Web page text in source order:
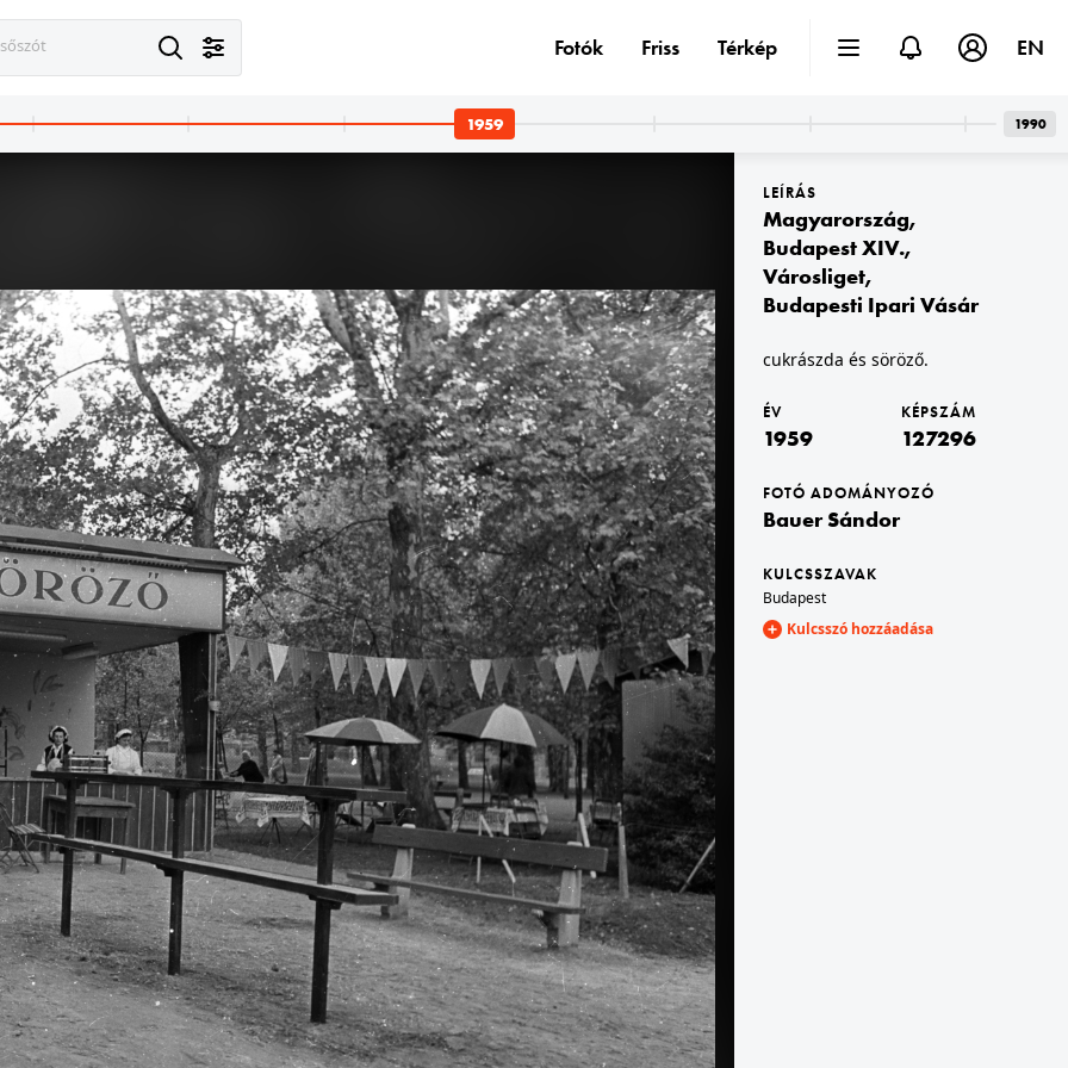
XIV. · Városliget,Budapesti Ipari Vásár
büfé.
1959 · Budapest XIV. · Városliget,Budapesti Ipari Vásár
1959 · Budapest XIV. · Városliget,Budapesti Ipari Vásár
a Vörösmarty cukrászda a vásárban.
XIV. · Városliget,Budapesti Ipari Vásár
étterem.
1959 · Budapest XIV. · Városliget,Budapesti Ipari Vásár
önkiszolgáló étterem.
1959 · Budapest XIV. · Városliget,Budapesti Ipari Vásár
önkiszolgáló étterem.
1959 · Budapest IX.
Soroksári út 8-10., Kedvenc büfé.
1959
LEÍRÁS
Magyarország,
Budapest XIV.,
Városliget,
Budapesti Ipari Vásár
cukrászda és söröző.
ÉV
1959
KÉPSZÁM
127296
FOTÓ ADOMÁNYOZÓ
Bauer Sándor
KULCSSZAVAK
Budapest
Kulcsszó hozzáadása
Fotók Friss Térkép EN
1990
1959